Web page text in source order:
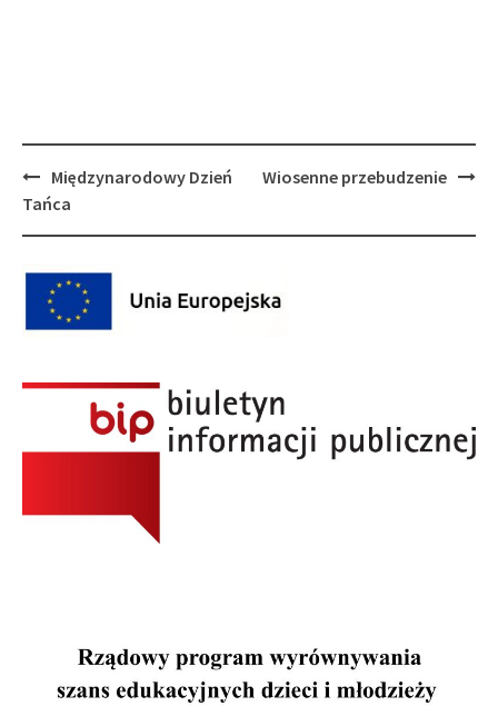
Post
navigation
Międzynarodowy Dzień
Tańca
Wiosenne przebudzenie